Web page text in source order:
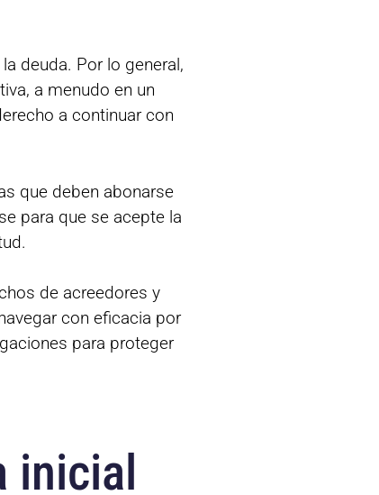
deuda. Por lo general,
a menudo en un
a continuar con
que deben abonarse
para que se acepte la
de acreedores y
con eficacia por
para proteger
inicial